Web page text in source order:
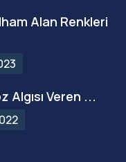
Alan Renkleri
Algısı Veren ...